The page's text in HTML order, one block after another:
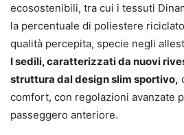
ecosostenibili, tra cui i tessuti
la percentuale di poliestere
qualità percepita, specie negli
I sedili, caratterizzati da nuovi
struttura dal design slim sportivo,
comfort, con regolazioni avanzate
passeggero anteriore.